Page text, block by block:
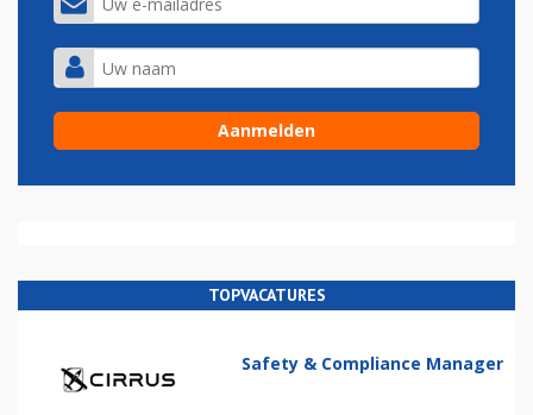
TOPVACATURES
Safety & Compliance Manager